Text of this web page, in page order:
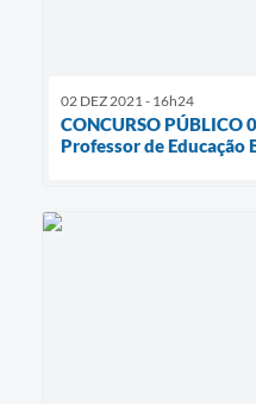
02 DEZ 2021 - 16h24
CONCURSO PÚBLICO
Professor de Educação